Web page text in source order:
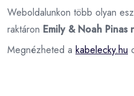
Weboldalunkon több olyan
raktáron Emily & Noah Pinas
Megnézheted a kabelecky.hu